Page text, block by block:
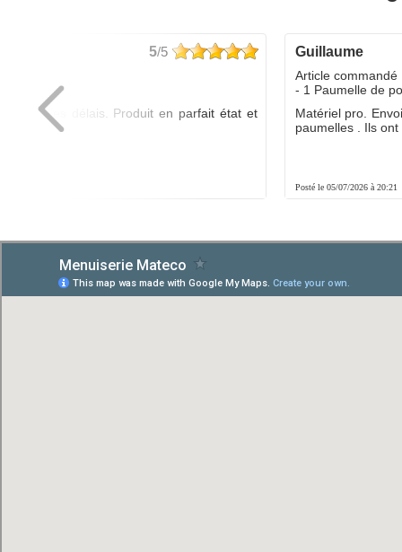
5/5
dans les délais. Produit en parfait état et
guillaume
Posté le 05/07/2026 à 20:21
Article commandé
- 1 Paumelle de
Matériel pro.
paumelles . Ils ont